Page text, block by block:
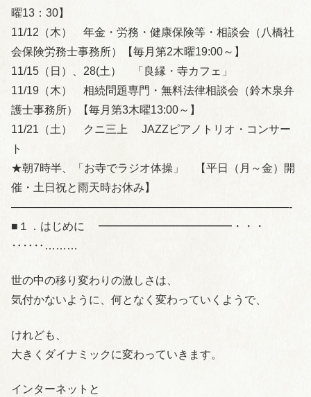
曜13：30】
11/12（木） 年金・労務・健康保険等・相談会（八橋社
会保険労務士事務所）【毎月第2木曜19:00～】
11/15（日）、28(土） 「良縁・寺カフェ」
11/19（木） 相続問題専門・無料法律相談会（鈴木泉弁
護士事務所）【毎月第3木曜13:00～】
11/21（土） クニ三上 JAZZピアノトリオ・コンサー
ト
★朝7時半、「お寺でラジオ体操」 【平日（月～金）開
催・土日祝と雨天時お休み】
—————————————————————————-
■１．はじめに ━━━━━━━━━━━━・・・
‥‥‥………
世の中の移り変わりの激しさは、
気付かないように、何となく変わっていくようで、
けれども、
大きくダイナミックに変わっていきます。
インターネットと